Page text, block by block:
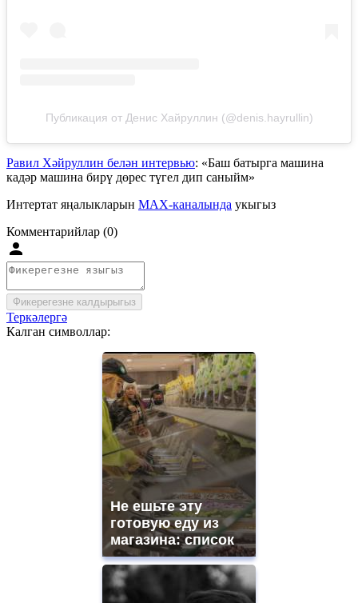
Публикация от Денис Хайруллин (@denis.hayrullin)
Равил Хәйруллин белән интервью: «Баш батырга машина
кадәр машина бирү дөрес түгел дип саныйм»
Интертат яңалыкларын MAX-каналында укыгыз
Комментарийлар (0)
Фикерегезне калдырыгыз
Теркәлергә
Калган символлар:
Не ешьте эту
готовую еду из
магазина: список